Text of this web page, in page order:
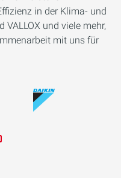
in der Klima- und
und viele mehr,
mit uns für